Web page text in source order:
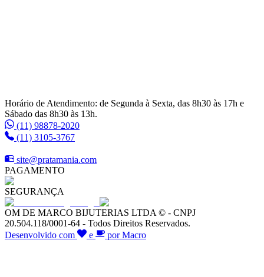
Horário de Atendimento: de Segunda à Sexta, das 8h30 às 17h e
Sábado das 8h30 às 13h.
(11) 98878-2020
(11) 3105-3767
site@pratamania.com
PAGAMENTO
SEGURANÇA
OM DE MARCO BIJUTERIAS LTDA © - CNPJ
20.504.118/0001-64 - Todos Direitos Reservados.
Desenvolvido com
e por Macro